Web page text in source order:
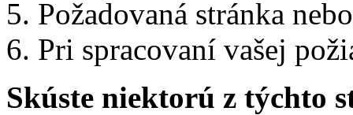
Požadovaná stránka
Pri spracovaní vašej
Skúste niektorú z týchto